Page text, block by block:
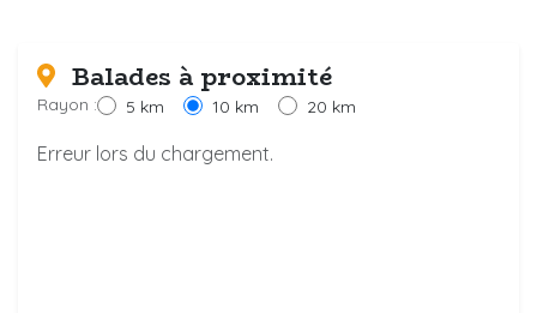
Balades à proximité
Rayon : 5 km 10 km 20 km
Erreur lors du chargement.